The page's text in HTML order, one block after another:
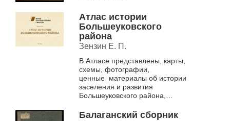
Атлас истории
Большеуковского
района
Зензин Е. П.
В Атласе представлены, карты,
схемы, фотографии,
ценные материалы об истории
заселения и развития
Большеуковского района,
культурного музея-заповедника
Балаганский сборник